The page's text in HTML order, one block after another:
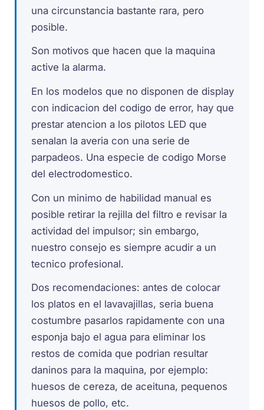
una circunstancia bastante rara, pero
posible.
Son motivos que hacen que la maquina
active la alarma.
En los modelos que no disponen de display
con indicacion del codigo de error, hay que
prestar atencion a los pilotos LED que
senalan la averia con una serie de
parpadeos. Una especie de codigo Morse
del electrodomestico.
Con un minimo de habilidad manual es
posible retirar la rejilla del filtro e revisar la
actividad del impulsor; sin embargo,
nuestro consejo es siempre acudir a un
tecnico profesional.
Dos recomendaciones: antes de colocar
los platos en el lavavajillas, seria buena
costumbre pasarlos rapidamente con una
esponja bajo el agua para eliminar los
restos de comida que podrian resultar
daninos para la maquina, por ejemplo:
huesos de cereza, de aceituna, pequenos
huesos de pollo, etc.